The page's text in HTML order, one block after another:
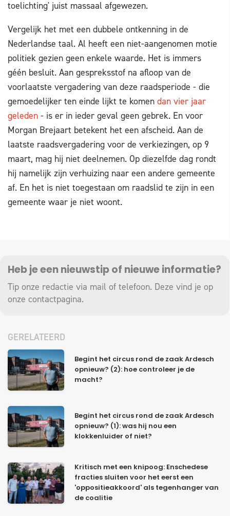
toelichting' juist massaal afgewezen.
Vergelijk het met een dubbele ontkenning in de
Nederlandse taal. Al heeft een niet-aangenomen motie
politiek gezien geen enkele waarde. Het is immers
géén besluit. Aan gespreksstof na afloop van de
voorlaatste vergadering van deze raadsperiode - die
gemoedelijker ten einde lijkt te komen dan vier jaar
geleden - is er in ieder geval geen gebrek. En voor
Morgan Brejaart betekent het een afscheid. Aan de
laatste raadsvergadering voor de verkiezingen, op 9
maart, mag hij niet deelnemen. Op diezelfde dag rondt
hij namelijk zijn verhuizing naar een andere gemeente
af. En het is niet toegestaan om raadslid te zijn in een
gemeente waar je niet woont.
Heb je een nieuwstip of nieuwe informatie?
Tip onze redactie via mail of telefoon. Deze vind je op
onze contactpagina.
GERELATEERD
Begint het circus rond de zaak Ardesch
opnieuw? (2): hoe controleer je de
macht?
Begint het circus rond de zaak Ardesch
opnieuw? (1): was hij nou een
klokkenluider of niet?
Kritisch met een knipoog: Enschedese
fracties sluiten voor het eerst een
'oppositieakkoord' als tegenhanger van
de coalitie